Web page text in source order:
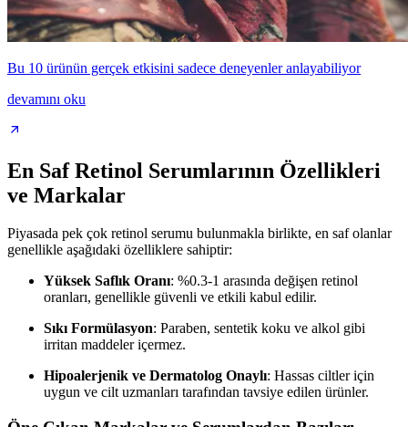
Bu 10 ürünün gerçek etkisini sadece deneyenler anlayabiliyor
devamını oku
En Saf Retinol Serumlarının Özellikleri
ve Markalar
Piyasada pek çok retinol serumu bulunmakla birlikte, en saf olanlar
genellikle aşağıdaki özelliklere sahiptir:
Yüksek Saflık Oranı: %0.3-1 arasında değişen retinol
oranları, genellikle güvenli ve etkili kabul edilir.
Sıkı Formülasyon: Paraben, sentetik koku ve alkol gibi
irritan maddeler içermez.
Hipoalerjenik ve Dermatolog Onaylı: Hassas ciltler için
uygun ve cilt uzmanları tarafından tavsiye edilen ürünler.